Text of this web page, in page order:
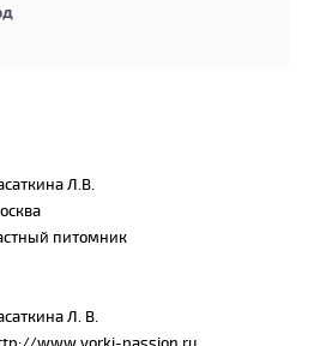
Л.В.
питомник
Л. В.